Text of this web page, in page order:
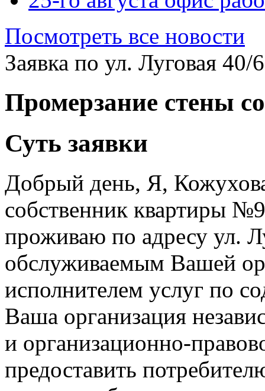
Посмотреть все новости
Заявка по ул. Луговая 40/
Промерзание стены
Суть заявки
Добрый день, Я,
собственник квартиры
проживаю по адресу ул.
обслуживаемым Вашей
исполнителем услуг по
Ваша организация
и организационно-
предоставить